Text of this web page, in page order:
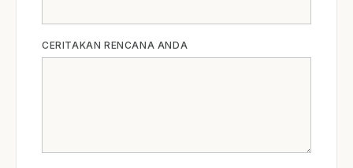
CERITAKAN RENCANA ANDA